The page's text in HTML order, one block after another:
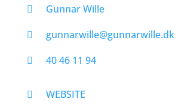
Gunnar Wille
gunnarwille@gunnarwille.dk
40 46 11 94
WEBSITE